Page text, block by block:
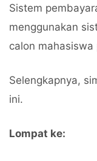
Sistem
menggunakan
calon
Selengkapnya,
ini.
Lompat ke: